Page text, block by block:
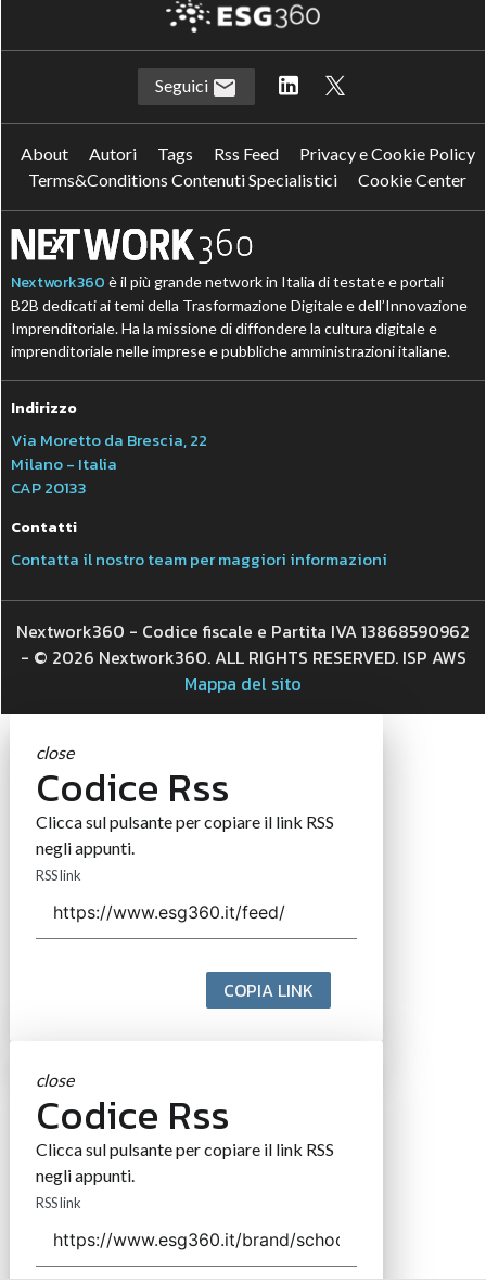
Seguici
About Autori Tags Rss Feed
Privacy e Cookie Policy
Terms&Conditions Contenuti Specialistici
Cookie Center
Nextwork360 è il più grande network in Italia di testate e portali
B2B dedicati ai temi della Trasformazione Digitale e dell’Innovazione
Imprenditoriale. Ha la missione di diffondere la cultura digitale e
imprenditoriale nelle imprese e pubbliche amministrazioni italiane.
Indirizzo
Via Moretto da Brescia, 22
Milano - Italia
CAP 20133
Contatti
Contatta il nostro team per maggiori informazioni
Nextwork360 - Codice fiscale e Partita IVA 13868590962
- © 2026 Nextwork360. ALL RIGHTS RESERVED. ISP AWS
Mappa del sito
close
Codice Rss
Clicca sul pulsante per copiare il link RSS
negli appunti.
RSS link
COPIA LINK
close
Codice Rss
Clicca sul pulsante per copiare il link RSS
negli appunti.
RSS link